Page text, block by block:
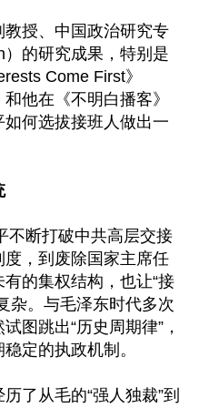
授、中国政治研究专
的研究成果，特别是
Come First》
他在《不明白播客》
何选拔接班人做出一
不断打破中共高层交接
，到废除国家主席任
的集权结构，也让“接
杂。与毛泽东时代多次
图跳出“历史周期律”，
定的执政机制。
了从毛的“强人独裁”到